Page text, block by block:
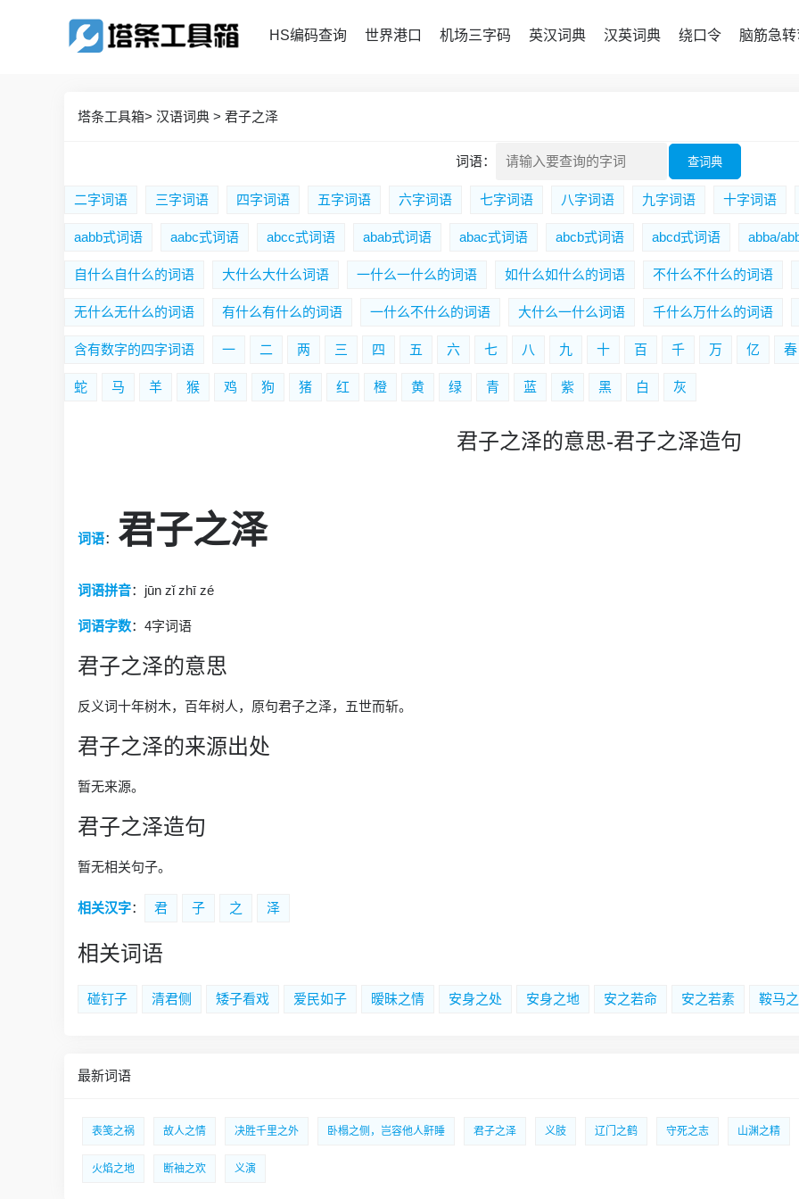
HS编码查询 世界港口 机场三字码 英汉词典 汉英词典 绕口令 脑筋急转
塔条工具箱> 汉语词典 > 君子之泽
词语：
二字词语 三字词语 四字词语 五字词语 六字词语 七字词语 八字词语 九字词语 十字词语
aabb式词语 aabc式词语 abcc式词语 abab式词语 abac式词语 abcb式词语 abcd式词语 abba/
自什么自什么的词语 大什么大什么词语 一什么一什么的词语 如什么如什么的词语 不什么不什么的词语
无什么无什么的词语 有什么有什么的词语 一什么不什么的词语 大什么一什么词语 千什么万什么的词语
含有数字的四字词语 一 二 两 三 四 五 六 七 八 九 十 百 千 万 亿 春
蛇 马 羊 猴 鸡 狗 猪 红 橙 黄 绿 青 蓝 紫 黑 白 灰
君子之泽的意思-君子之泽造句
词语： 君子之泽
词语拼音：jūn zǐ zhī zé
词语字数： 4字词语
君子之泽的意思
反义词十年树木，百年树人，原句君子之泽，五世而斩。
君子之泽的来源出处
暂无来源。
君子之泽造句
暂无相关句子。
相关汉字： 君 子 之 泽
相关词语
碰钉子 清君侧 矮子看戏 爱民如子 暧昧之情 安身之处 安身之地 安之若命 安之若素 鞍马
最新词语
表笺之祸 故人之情 决胜千里之外 卧榻之侧，岂容他人鼾睡 君子之泽 义肢 辽门之鹤 守死之志 山渊之精
火焰之地 断袖之欢 义演